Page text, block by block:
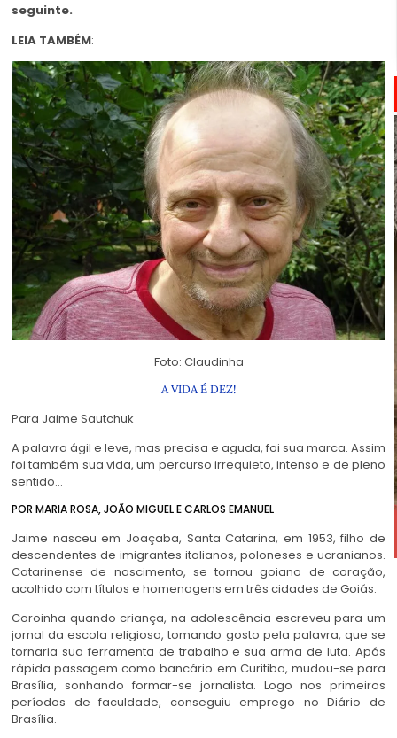
seguinte.
LEIA TAMBÉM:
Foto: Claudinha
A VIDA É DEZ!
Para Jaime Sautchuk
A palavra ágil e leve, mas precisa e aguda, foi sua marca. Assim
foi também sua vida, um percurso irrequieto, intenso e de pleno
sentido…
POR MARIA ROSA, JOÃO MIGUEL E CARLOS EMANUEL
Jaime nasceu em Joaçaba, Santa Catarina, em 1953, filho de
descendentes de imigrantes italianos, poloneses e ucranianos.
Catarinense de nascimento, se tornou goiano de coração,
acolhido com títulos e homenagens em três cidades de Goiás.
Coroinha quando criança, na adolescência escreveu para um
jornal da escola religiosa, tomando gosto pela palavra, que se
tornaria sua ferramenta de trabalho e sua arma de luta. Após
rápida passagem como bancário em Curitiba, mudou-se para
Brasília, sonhando formar-se jornalista. Logo nos primeiros
períodos de faculdade, conseguiu emprego no Diário de
Brasília.